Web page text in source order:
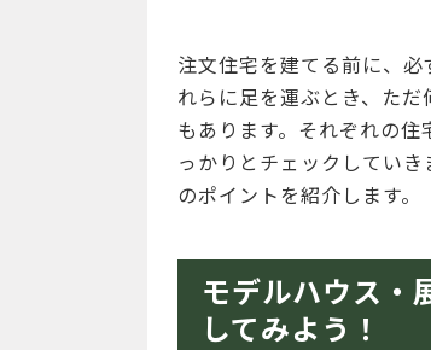
注文住宅を建てる前に、
れらに足を運ぶとき、た
もあります。それぞれの
っかりとチェックしてい
のポイントを紹介します。
モデルハウス・
してみよう！